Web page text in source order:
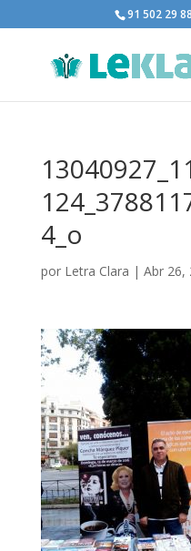
91 502 29 88
4_o
por Letra Clara | Abr 26,